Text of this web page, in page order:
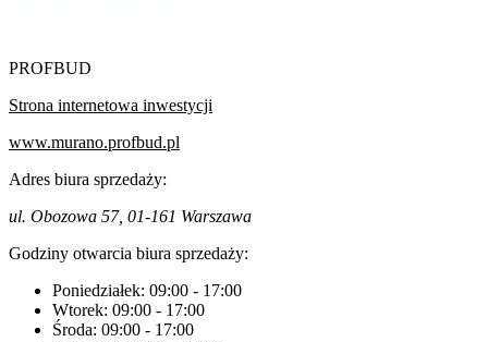
PROFBUD
Strona internetowa inwestycji
www.murano.profbud.pl
Adres biura sprzedaży:
ul. Obozowa 57, 01-161 Warszawa
Godziny otwarcia biura sprzedaży:
Poniedziałek: 09:00 - 17:00
Wtorek: 09:00 - 17:00
Środa: 09:00 - 17:00